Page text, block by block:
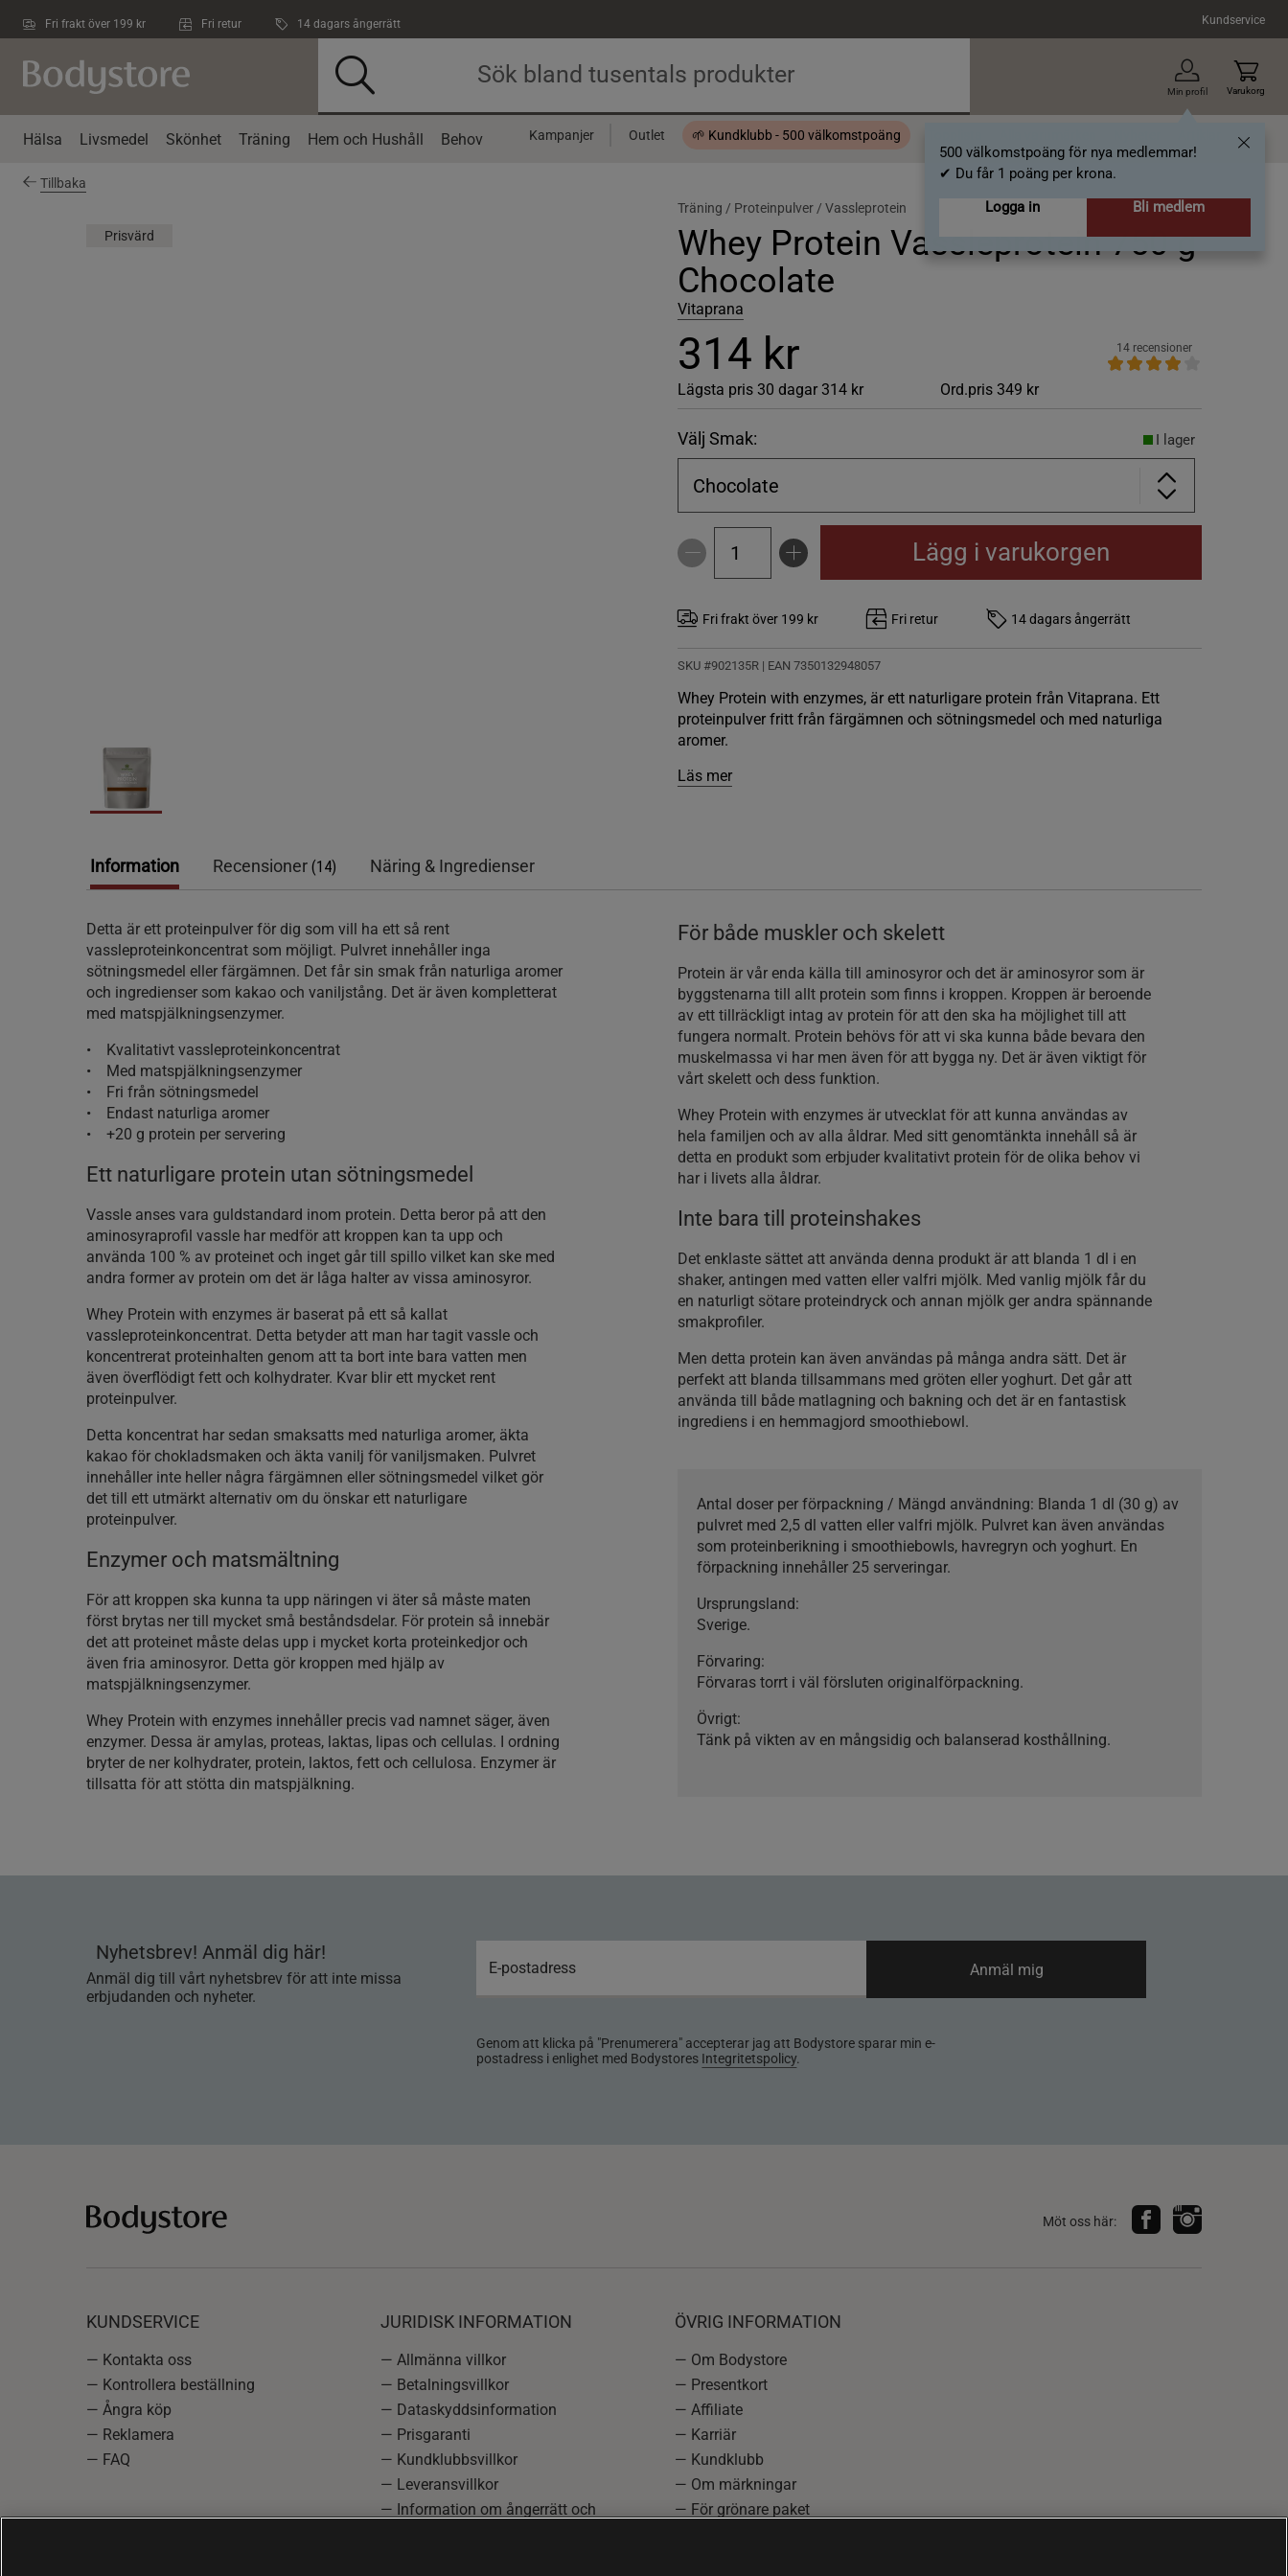
Fri frakt över 199 kr Fri retur 14 dagars ångerrätt Kundservice
Min profil
500 välkomstpoäng för nya medlemmar!
✔ Du får 1 poäng per krona.
Logga in
Bli medlem
Varukorg
Hälsa Livsmedel Skönhet Träning Hem och Hushåll Behov Kampanjer Outlet 🌱 Kundklubb - 500 välkomstpoäng
Tillbaka
Prisvärd
Träning / Proteinpulver / Vassleprotein
Whey Protein Vassleprotein 750 g
Chocolate
Vitaprana
314 kr
Lägsta pris 30 dagar 314 kr Ord.pris 349 kr
14 recensioner
Välj Smak: I lager
Chocolate
Lägg i varukorgen
Fri frakt över 199 kr Fri retur 14 dagars ångerrätt
SKU #902135R | EAN 7350132948057
Whey Protein with enzymes, är ett naturligare protein från Vitaprana. Ett
proteinpulver fritt från färgämnen och sötningsmedel och med naturliga
aromer.
Läs mer
Information Recensioner (14) Näring & Ingredienser
Detta är ett proteinpulver för dig som vill ha ett så rent
vassleproteinkoncentrat som möjligt. Pulvret innehåller inga
sötningsmedel eller färgämnen. Det får sin smak från naturliga aromer
och ingredienser som kakao och vaniljstång. Det är även kompletterat
med matspjälkningsenzymer.
• Kvalitativt vassleproteinkoncentrat
• Med matspjälkningsenzymer
• Fri från sötningsmedel
• Endast naturliga aromer
• +20 g protein per servering
Ett naturligare protein utan sötningsmedel
Vassle anses vara guldstandard inom protein. Detta beror på att den
aminosyraprofil vassle har medför att kroppen kan ta upp och
använda 100 % av proteinet och inget går till spillo vilket kan ske med
andra former av protein om det är låga halter av vissa aminosyror.
Whey Protein with enzymes är baserat på ett så kallat
vassleproteinkoncentrat. Detta betyder att man har tagit vassle och
koncentrerat proteinhalten genom att ta bort inte bara vatten men
även överflödigt fett och kolhydrater. Kvar blir ett mycket rent
proteinpulver.
Detta koncentrat har sedan smaksatts med naturliga aromer, äkta
kakao för chokladsmaken och äkta vanilj för vaniljsmaken. Pulvret
innehåller inte heller några färgämnen eller sötningsmedel vilket gör
det till ett utmärkt alternativ om du önskar ett naturligare
proteinpulver.
Enzymer och matsmältning
För att kroppen ska kunna ta upp näringen vi äter så måste maten
först brytas ner till mycket små beståndsdelar. För protein så innebär
det att proteinet måste delas upp i mycket korta proteinkedjor och
även fria aminosyror. Detta gör kroppen med hjälp av
matspjälkningsenzymer.
Whey Protein with enzymes innehåller precis vad namnet säger, även
enzymer. Dessa är amylas, proteas, laktas, lipas och cellulas. I ordning
bryter de ner kolhydrater, protein, laktos, fett och cellulosa. Enzymer är
tillsatta för att stötta din matspjälkning.
För både muskler och skelett
Protein är vår enda källa till aminosyror och det är aminosyror som är
byggstenarna till allt protein som finns i kroppen. Kroppen är beroende
av ett tillräckligt intag av protein för att den ska ha möjlighet till att
fungera normalt. Protein behövs för att vi ska kunna både bevara den
muskelmassa vi har men även för att bygga ny. Det är även viktigt för
vårt skelett och dess funktion.
Whey Protein with enzymes är utvecklat för att kunna användas av
hela familjen och av alla åldrar. Med sitt genomtänkta innehåll så är
detta en produkt som erbjuder kvalitativt protein för de olika behov vi
har i livets alla åldrar.
Inte bara till proteinshakes
Det enklaste sättet att använda denna produkt är att blanda 1 dl i en
shaker, antingen med vatten eller valfri mjölk. Med vanlig mjölk får du
en naturligt sötare proteindryck och annan mjölk ger andra spännande
smakprofiler.
Men detta protein kan även användas på många andra sätt. Det är
perfekt att blanda tillsammans med gröten eller yoghurt. Det går att
använda till både matlagning och bakning och det är en fantastisk
ingrediens i en hemmagjord smoothiebowl.
Antal doser per förpackning / Mängd användning: Blanda 1 dl (30 g) av
pulvret med 2,5 dl vatten eller valfri mjölk. Pulvret kan även användas
som proteinberikning i smoothiebowls, havregryn och yoghurt. En
förpackning innehåller 25 serveringar.
Ursprungsland:
Sverige.
Förvaring:
Förvaras torrt i väl försluten originalförpackning.
Övrigt:
Tänk på vikten av en mångsidig och balanserad kosthållning.
Nyhetsbrev! Anmäl dig här!
Anmäl dig till vårt nyhetsbrev för att inte missa
erbjudanden och nyheter.
Genom att klicka på "Prenumerera" accepterar jag att Bodystore sparar min e-
postadress i enlighet med Bodystores Integritetspolicy.
Anmäl mig
Möt oss här:
KUNDSERVICE
— Kontakta oss
— Kontrollera beställning
— Ångra köp
— Reklamera
— FAQ
JURIDISK INFORMATION
— Allmänna villkor
— Betalningsvillkor
— Dataskyddsinformation
— Prisgaranti
— Kundklubbsvillkor
— Leveransvillkor
— Information om ångerrätt och
ÖVRIG INFORMATION
— Om Bodystore
— Presentkort
— Affiliate
— Karriär
— Kundklubb
— Om märkningar
— För grönare paket